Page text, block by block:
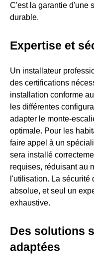
C'est la garantie d'une
durable.
Expertise et
Un installateur
des certifications
installation conforme
les différentes
adapter le monte-
optimale. Pour les
faire appel à un
sera installé
requises, réduisant au
l'utilisation. La sécurité
absolue, et seul un
exhaustive.
Des solutions
adaptées